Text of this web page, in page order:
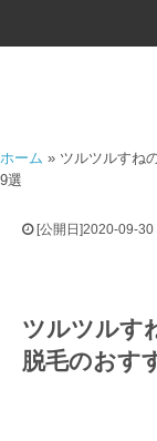
ホーム » ツルツルすね
9選
[公開日]2020-09-30
ツルツルす
脱毛のおす